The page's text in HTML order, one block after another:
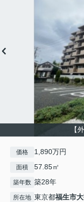
【
価格 1,890万円
面積 57.85㎡
築年数 築28年
所在地 東京都福生市